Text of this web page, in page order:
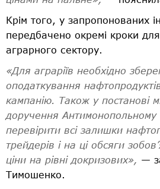
Крім того, у запропонованих
передбачено окремі кроки
аграрного сектору.
«Для аграріїв необхідно
оподаткування
кампанію. Також у постанові
доручення Антимонопольному
перевірити всі залишки
трейдерів і на ці обсяги
ціни на рівні докризових», —
Тимошенко.